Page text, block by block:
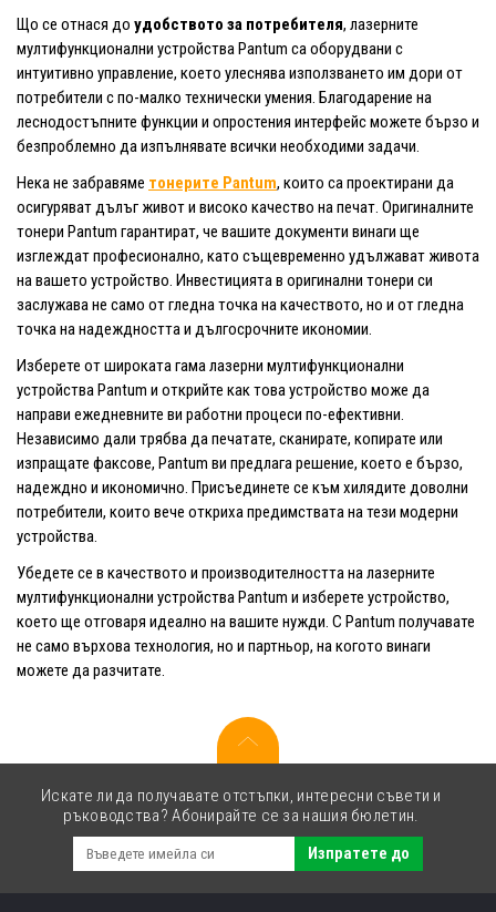
Що се отнася до удобството за потребителя, лазерните
мултифункционални устройства Pantum са оборудвани с
интуитивно управление, което улеснява използването им дори от
потребители с по-малко технически умения. Благодарение на
леснодостъпните функции и опростения интерфейс можете бързо и
безпроблемно да изпълнявате всички необходими задачи.
Нека не забравяме тонерите Pantum, които са проектирани да
осигуряват дълъг живот и високо качество на печат. Оригиналните
тонери Pantum гарантират, че вашите документи винаги ще
изглеждат професионално, като същевременно удължават живота
на вашето устройство. Инвестицията в оригинални тонери си
заслужава не само от гледна точка на качеството, но и от гледна
точка на надеждността и дългосрочните икономии.
Изберете от широката гама лазерни мултифункционални
устройства Pantum и открийте как това устройство може да
направи ежедневните ви работни процеси по-ефективни.
Независимо дали трябва да печатате, сканирате, копирате или
изпращате факсове, Pantum ви предлага решение, което е бързо,
надеждно и икономично. Присъединете се към хилядите доволни
потребители, които вече откриха предимствата на тези модерни
устройства.
Убедете се в качеството и производителността на лазерните
мултифункционални устройства Pantum и изберете устройство,
което ще отговаря идеално на вашите нужди. С Pantum получавате
не само върхова технология, но и партньор, на когото винаги
можете да разчитате.
Искате ли да получавате отстъпки, интересни съвети и
ръководства? Абонирайте се за нашия бюлетин.
Изпратете до